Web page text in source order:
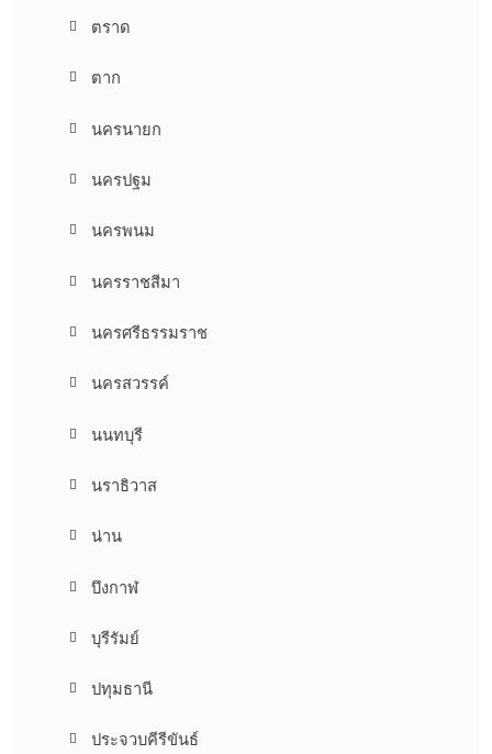
ตราด
ตาก
นครนายก
นครปฐม
นครพนม
นครราชสีมา
นครศรีธรรมราช
นครสวรรค์
นนทบุรี
นราธิวาส
น่าน
บึงกาฬ
บุรีรัมย์
ปทุมธานี
ประจวบคีรีขันธ์